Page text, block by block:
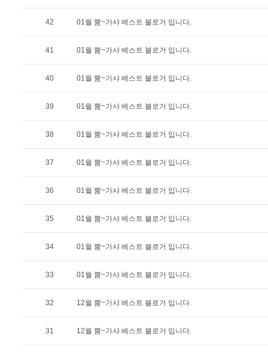
42 01월 뿜~가샤 베스트 블로거 입니다.
41 01월 뿜~가샤 베스트 블로거 입니다.
40 01월 뿜~가샤 베스트 블로거 입니다.
39 01월 뿜~가샤 베스트 블로거 입니다.
38 01월 뿜~가샤 베스트 블로거 입니다.
37 01월 뿜~가샤 베스트 블로거 입니다.
36 01월 뿜~가샤 베스트 블로거 입니다.
35 01월 뿜~가샤 베스트 블로거 입니다.
34 01월 뿜~가샤 베스트 블로거 입니다.
33 01월 뿜~가샤 베스트 블로거 입니다.
32 12월 뿜~가샤 베스트 블로거 입니다.
31 12월 뿜~가샤 베스트 블로거 입니다.